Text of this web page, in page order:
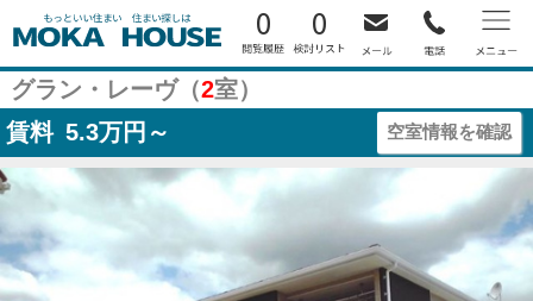
0 0
グラン・レーヴ（2室）
賃料 5.3万円～ 空室情報を確認